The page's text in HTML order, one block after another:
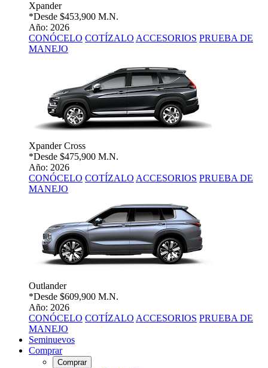
Xpander
*Desde $453,900 M.N.
Año: 2026
CONÓCELO COTÍZALO ACCESORIOS PRUEBA DE
MANEJO
Xpander Cross
*Desde $475,900 M.N.
Año: 2026
CONÓCELO COTÍZALO ACCESORIOS PRUEBA DE
MANEJO
Outlander
*Desde $609,900 M.N.
Año: 2026
CONÓCELO COTÍZALO ACCESORIOS PRUEBA DE
MANEJO
Seminuevos
Comprar
Comprar